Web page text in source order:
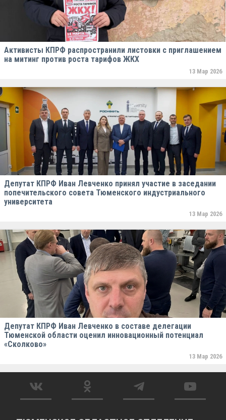
Активисты КПРФ распространили листовки с приглашением
на митинг против роста тарифов ЖКХ
13 Мар 2026
Депутат КПРФ Иван Левченко принял участие в заседании
попечительского совета Тюменского индустриального
университета
13 Мар 2026
Депутат КПРФ Иван Левченко в составе делегации
Тюменской области оценил инновационный потенциал
«Сколково»
13 Мар 2026